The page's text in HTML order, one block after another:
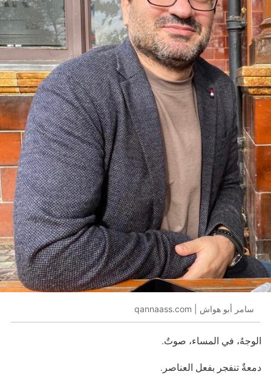
سامر أبو هواش | qannaass.com
الوجهُ، في المساء، صوتٌ.
دمعةٌ تنفجر بفعل العناصر.